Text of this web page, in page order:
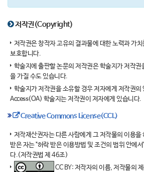
저작권(Copyright)
저작권은 창작자 고유의 결과물에 대한 노력과 가
보호합니다.
학술지에 출판할 논문의 저작권은 학술지가 저작
을 가질 수도 있습니다.
학술지가 저작권을 소유할 경우 저자에게 저작권
Access(OA) 학술지는 저작권이 저자에게 있습니다.
Creative Commons License(CCL)
저작재산권자는 다른 사람에게 그 저작물의 이용을
받은 자는 "허락 받은 이용방법 및 조건의 범위 안에
다.(저작권법 제 46조)
CC BY: 저작자의 이름, 저작물의